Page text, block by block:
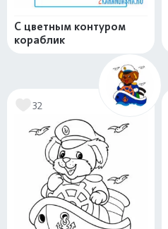
С цветным контуром
кораблик
32